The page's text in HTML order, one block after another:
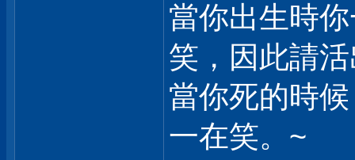
當你出生時
笑，因此請
當你死的時
一在笑。~